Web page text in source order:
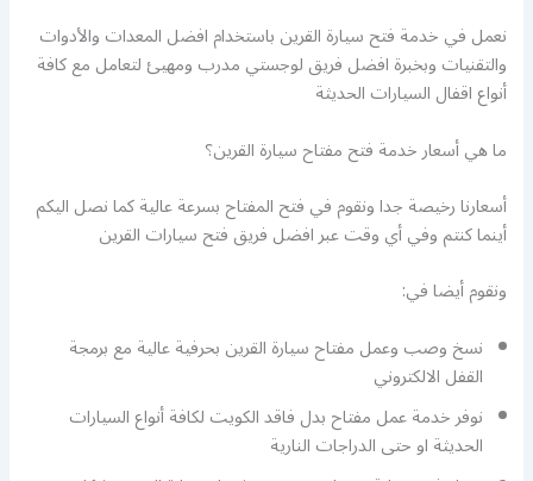
نعمل في خدمة فتح سيارة القرين باستخدام افضل المعدات والأدوات
والتقنيات وبخبرة افضل فريق لوجستي مدرب ومهيئ لتعامل مع كافة
أنواع اقفال السيارات الحديثة
ما هي أسعار خدمة فتح مفتاح سيارة القرين؟
أسعارنا رخيصة جدا ونقوم في فتح المفتاح بسرعة عالية كما نصل اليكم
أينما كنتم وفي أي وقت عبر افضل فريق فتح سيارات القرين
ونقوم أيضا في:
نسخ وصب وعمل مفتاح سيارة القرين بحرفية عالية مع برمجة
القفل الالكتروني
نوفر خدمة عمل مفتاح بدل فاقد الكويت لكافة أنواع السيارات
الحديثة او حتى الدراجات النارية